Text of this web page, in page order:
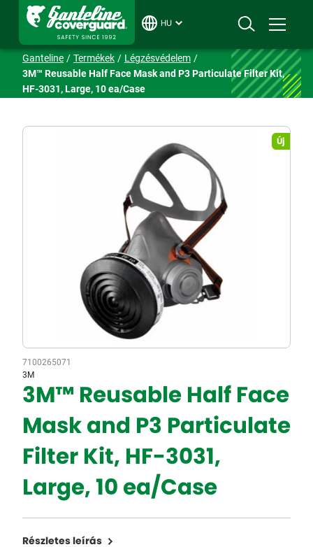
HU
Ganteline Termékek
Légzésvédelem
3M™ Reusable Half Face Mask and P3 Particulate Filter Kit,
HF-3031, Large, 10 ea/Case
Új
7100265071
3M
3M™ Reusable Half Face
Mask and P3 Particulate
Filter Kit, HF-3031,
Large, 10 ea/Case
Részletes leírás